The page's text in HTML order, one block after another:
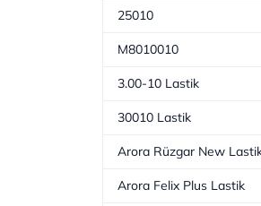
25010
M8010010
3.00-10 Lastik
30010 Lastik
Arora Rüzgar New
Arora Felix Plus Lastik